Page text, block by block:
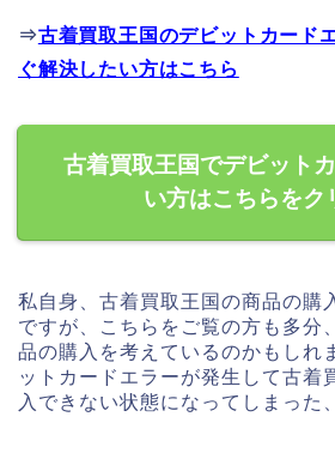
⇒古着買取王国のデビットカード
ぐ解決したい方はこちら
古着買取王国でデビット
い方はこちらをク
私自身、古着買取王国の商品の購
ですが、こちらをご覧の方も多分
品の購入を考えているのかもしれ
ットカードエラーが発生して古着
入できない状態になってしまった